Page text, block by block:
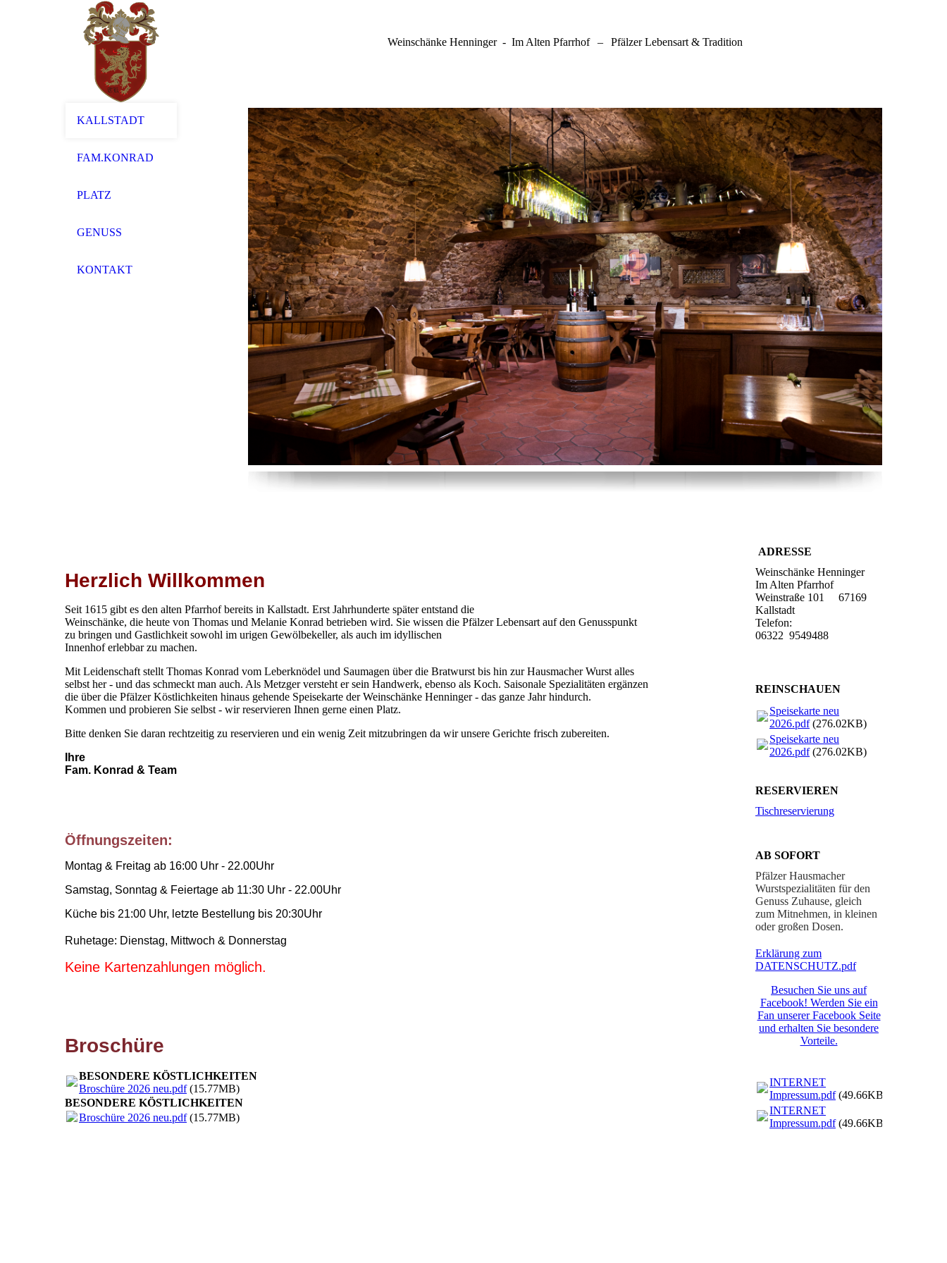
Weinschänke Henninger - Im Alten Pfarrhof – Pfälzer Lebensart & Tradition
KALLSTADT
FAM.KONRAD
PLATZ
GENUSS
KONTAKT
Herzlich Willkommen
Seit 1615 gibt es den alten Pfarrhof bereits in Kallstadt. Erst Jahrhunderte später entstand die
Weinschänke, die heute von Thomas und Melanie Konrad betrieben wird. Sie wissen die Pfälzer Lebensart auf den Genusspunkt
zu bringen und Gastlichkeit sowohl im urigen Gewölbekeller, als auch im idyllischen
Innenhof erlebbar zu machen.
Mit Leidenschaft stellt Thomas Konrad vom Leberknödel und Saumagen über die Bratwurst bis hin zur Hausmacher Wurst alles
selbst her - und das schmeckt man auch. Als Metzger versteht er sein Handwerk, ebenso als Koch. Saisonale Spezialitäten ergänzen
die über die Pfälzer Köstlichkeiten hinaus gehende Speisekarte der Weinschänke Henninger - das ganze Jahr hindurch.
Kommen und probieren Sie selbst - wir reservieren Ihnen gerne einen Platz.
Bitte denken Sie daran rechtzeitig zu reservieren und ein wenig Zeit mitzubringen da wir unsere Gerichte frisch zubereiten.
Ihre
Fam. Konrad & Team
Öffnungszeiten:
Montag & Freitag ab 16:00 Uhr - 22.00Uhr
Samstag, Sonntag & Feiertage ab 11:30 Uhr - 22.00Uhr
Küche bis 21:00 Uhr, letzte Bestellung bis 20:30Uhr
Ruhetage: Dienstag, Mittwoch & Donnerstag
Keine Kartenzahlungen möglich.
Broschüre
BESONDERE KÖSTLICHKEITEN
Broschüre 2026 neu.pdf(15.77MB)
BESONDERE KÖSTLICHKEITEN
Broschüre 2026 neu.pdf(15.77MB)
ADRESSE
Weinschänke Henninger
Im Alten Pfarrhof
Weinstraße 101 67169
Kallstadt
Telefon:
06322 9549488
REINSCHAUEN
Speisekarte neu
2026.pdf(276.02KB)
Speisekarte neu
2026.pdf(276.02KB)
RESERVIEREN
Tischreservierung
AB SOFORT
Pfälzer Hausmacher
Wurstspezialitäten für den
Genuss Zuhause, gleich
zum Mitnehmen, in kleinen
oder großen Dosen.
Erklärung zum
DATENSCHUTZ.pdf
Besuchen Sie uns auf
Facebook! Werden Sie ein
Fan unserer Facebook Seite
und erhalten Sie besondere
Vorteile.
INTERNET
Impressum.pdf(49.66KB)
INTERNET
Impressum.pdf(49.66KB)